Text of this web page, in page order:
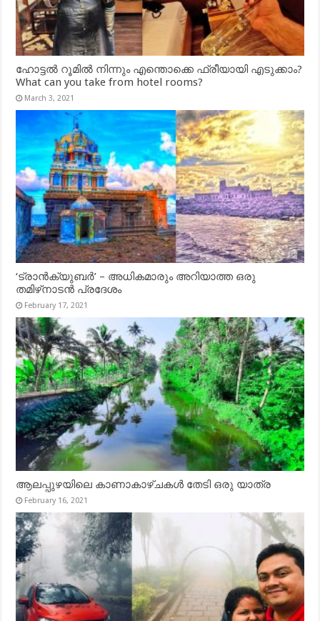
ഹോട്ടൽ റൂമിൽ നിന്നും എന്തൊക്കെ ഫ്രീയായി എടുക്കാം?
What can you take from hotel rooms?
March 3, 2021
‘ട്രാൻക്യുബർ’ – അധികമാരും അറിയാത്ത ഒരു
തമിഴ്‌നാടൻ പ്രദേശം
February 17, 2021
ആലപ്പുഴയിലെ കാണാകാഴ്ചകൾ തേടി ഒരു യാത്ര
February 16, 2021